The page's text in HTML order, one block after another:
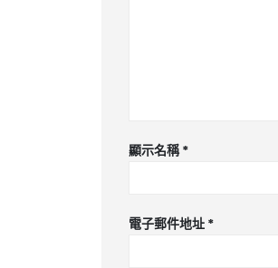
顯示名稱*
電子郵件地址 *